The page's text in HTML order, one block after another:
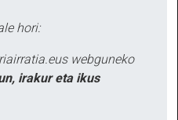
hori:
webguneko
irakur eta ikus